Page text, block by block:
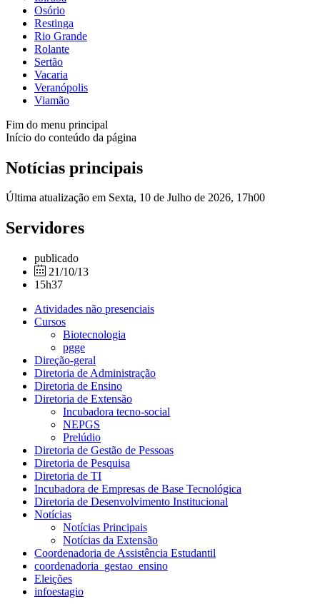
Osório
Restinga
Rio Grande
Rolante
Sertão
Vacaria
Veranópolis
Viamão
Fim do menu principal
Início do conteúdo da página
Notícias principais
Última atualização em Sexta, 10 de Julho de 2026, 17h00
Servidores
publicado
21/10/13
15h37
Atividades não presenciais
Cursos
Biotecnologia
pgge
Direção-geral
Diretoria de Administração
Diretoria de Ensino
Diretoria de Extensão
Incubadora tecno-social
NEPGS
Prelúdio
Diretoria de Gestão de Pessoas
Diretoria de Pesquisa
Diretoria de TI
Incubadora de Empresas de Base Tecnológica
Diretoria de Desenvolvimento Institucional
Notícias
Notícias Principais
Notícias da Extensão
Coordenadoria de Assistência Estudantil
coordenadoria_gestao_ensino
Eleições
infoestagio